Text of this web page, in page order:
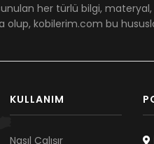
her türlü bilgi,
olup, kobilerim.com bu
KULLANIM
Nasıl Çalışır